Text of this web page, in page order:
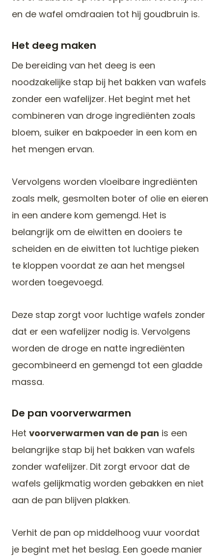
en de wafel omdraaien tot hij goudbruin is.
Het deeg maken
De bereiding van het deeg is een
noodzakelijke stap bij het bakken van wafels
zonder een wafelijzer. Het begint met het
combineren van droge ingrediënten zoals
bloem, suiker en bakpoeder in een kom en
het mengen ervan.
Vervolgens worden vloeibare ingrediënten
zoals melk, gesmolten boter of olie en eieren
in een andere kom gemengd. Het is
belangrijk om de eiwitten en dooiers te
scheiden en de eiwitten tot luchtige pieken
te kloppen voordat ze aan het mengsel
worden toegevoegd.
Deze stap zorgt voor luchtige wafels zonder
dat er een wafelijzer nodig is. Vervolgens
worden de droge en natte ingrediënten
gecombineerd en gemengd tot een gladde
massa.
De pan voorverwarmen
Het voorverwarmen van de pan is een
belangrijke stap bij het bakken van wafels
zonder wafelijzer. Dit zorgt ervoor dat de
wafels gelijkmatig worden gebakken en niet
aan de pan blijven plakken.
Verhit de pan op middelhoog vuur voordat
je begint met het beslag. Een goede manier